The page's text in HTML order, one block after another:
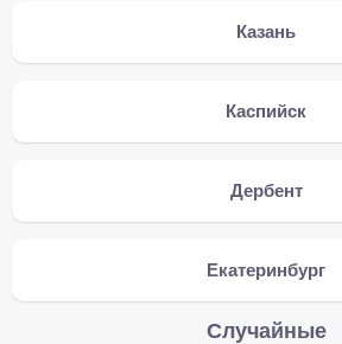
Казань
Каспийск
Дербент
Екатеринбург
Случайные